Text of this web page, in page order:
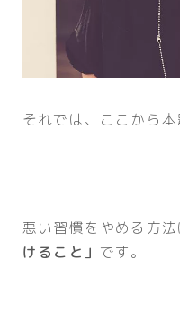
それでは、ここから本
悪い習慣をやめる方法
けること」 です。